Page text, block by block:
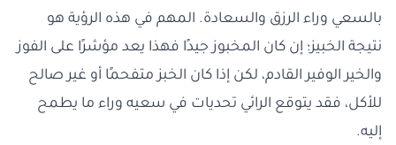
بالسعي وراء الرزق والسعادة. المهم في هذه الرؤية هو
نتيجة الخبيز؛ إن كان المخبوز جيدًا فهذا يعد مؤشرًا على الفوز
والخير الوفير القادم، لكن إذا كان الخبز متفحمًا أو غير صالح
للأكل، فقد يتوقع الرائي تحديات في سعيه وراء ما يطمح
إليه.